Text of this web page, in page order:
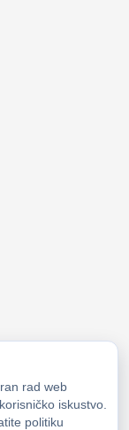
prava zadržana
rad web
iskustvo.
politiku